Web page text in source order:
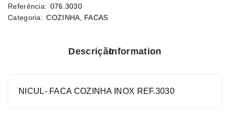
Referência: 076.3030
Categoria: COZINHA FACAS
DescriçãoInformation
NICUL- FACA COZINHA INOX REF.3030